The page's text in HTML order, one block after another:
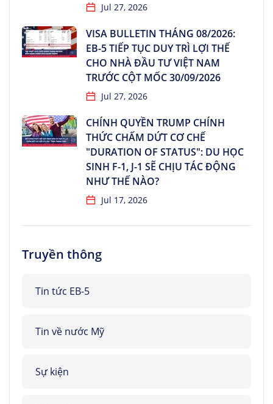
Jul 27, 2026
VISA BULLETIN THÁNG 08/2026:
EB-5 TIẾP TỤC DUY TRÌ LỢI THẾ
CHO NHÀ ĐẦU TƯ VIỆT NAM
TRƯỚC CỘT MỐC 30/09/2026
Jul 27, 2026
CHÍNH QUYỀN TRUMP CHÍNH
THỨC CHẤM DỨT CƠ CHẾ
"DURATION OF STATUS": DU HỌC
SINH F-1, J-1 SẼ CHỊU TÁC ĐỘNG
NHƯ THẾ NÀO?
Jul 17, 2026
Truyền thông
Tin tức EB-5
Tin về nước Mỹ
Sự kiện